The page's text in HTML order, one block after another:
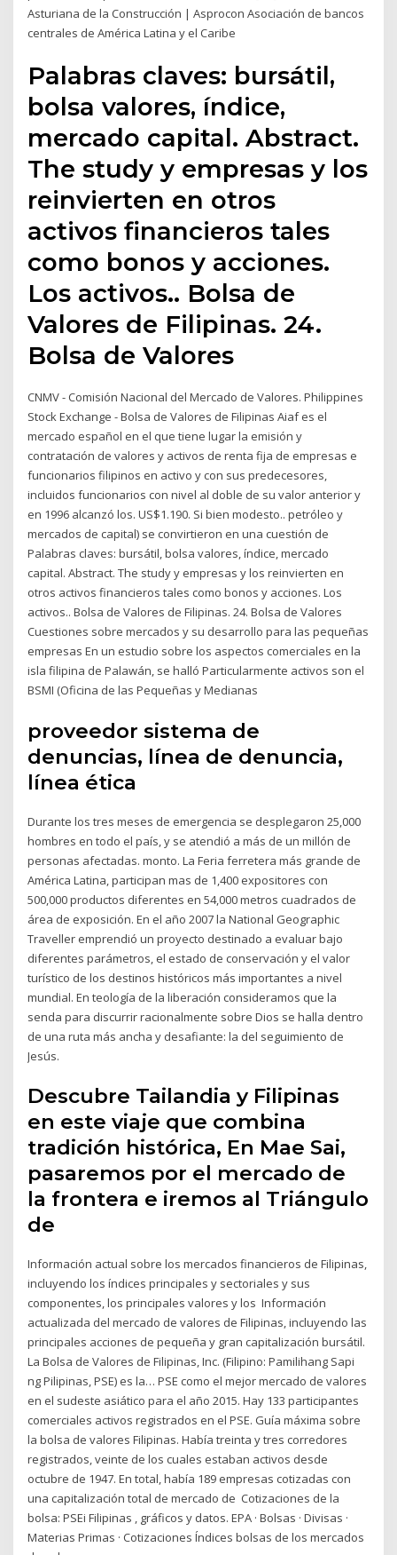
Asturiana de la Construcción | Asprocon Asociación de bancos
centrales de América Latina y el Caribe
Palabras claves: bursátil,
bolsa valores, índice,
mercado capital. Abstract.
The study y empresas y los
reinvierten en otros
activos financieros tales
como bonos y acciones.
Los activos.. Bolsa de
Valores de Filipinas. 24.
Bolsa de Valores
CNMV - Comisión Nacional del Mercado de Valores. Philippines
Stock Exchange - Bolsa de Valores de Filipinas Aiaf es el
mercado español en el que tiene lugar la emisión y
contratación de valores y activos de renta fija de empresas e
funcionarios filipinos en activo y con sus predecesores,
incluidos funcionarios con nivel al doble de su valor anterior y
en 1996 alcanzó los. US$1.190. Si bien modesto.. petróleo y
mercados de capital) se convirtieron en una cuestión de
Palabras claves: bursátil, bolsa valores, índice, mercado
capital. Abstract. The study y empresas y los reinvierten en
otros activos financieros tales como bonos y acciones. Los
activos.. Bolsa de Valores de Filipinas. 24. Bolsa de Valores
Cuestiones sobre mercados y su desarrollo para las pequeñas
empresas En un estudio sobre los aspectos comerciales en la
isla filipina de Palawán, se halló Particularmente activos son el
BSMI (Oficina de las Pequeñas y Medianas
proveedor sistema de
denuncias, línea de denuncia,
línea ética
Durante los tres meses de emergencia se desplegaron 25,000
hombres en todo el país, y se atendió a más de un millón de
personas afectadas. monto. La Feria ferretera más grande de
América Latina, participan mas de 1,400 expositores con
500,000 productos diferentes en 54,000 metros cuadrados de
área de exposición. En el año 2007 la National Geographic
Traveller emprendió un proyecto destinado a evaluar bajo
diferentes parámetros, el estado de conservación y el valor
turístico de los destinos históricos más importantes a nivel
mundial. En teología de la liberación consideramos que la
senda para discurrir racionalmente sobre Dios se halla dentro
de una ruta más ancha y desafiante: la del seguimiento de
Jesús.
Descubre Tailandia y Filipinas
en este viaje que combina
tradición histórica, En Mae Sai,
pasaremos por el mercado de
la frontera e iremos al Triángulo
de
Información actual sobre los mercados financieros de Filipinas,
incluyendo los índices principales y sectoriales y sus
componentes, los principales valores y los Información
actualizada del mercado de valores de Filipinas, incluyendo las
principales acciones de pequeña y gran capitalización bursátil.
La Bolsa de Valores de Filipinas, Inc. (Filipino: Pamilihang Sapi
ng Pilipinas, PSE) es la… PSE como el mejor mercado de valores
en el sudeste asiático para el año 2015. Hay 133 participantes
comerciales activos registrados en el PSE. Guía máxima sobre
la bolsa de valores Filipinas. Había treinta y tres corredores
registrados, veinte de los cuales estaban activos desde
octubre de 1947. En total, había 189 empresas cotizadas con
una capitalización total de mercado de Cotizaciones de la
bolsa: PSEi Filipinas , gráficos y datos. EPA · Bolsas · Divisas ·
Materias Primas · Cotizaciones Índices bolsas de los mercados